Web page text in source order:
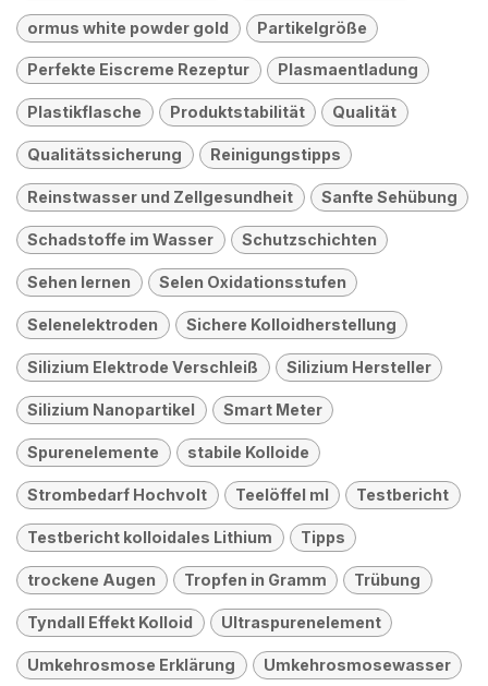
ormus white powder gold Partikelgröße
Perfekte Eiscreme Rezeptur Plasmaentladung
Plastikflasche Produktstabilität Qualität
Qualitätssicherung Reinigungstipps
Reinstwasser und Zellgesundheit Sanfte Sehübung
Schadstoffe im Wasser Schutzschichten
Sehen lernen Selen Oxidationsstufen
Selenelektroden Sichere Kolloidherstellung
Silizium Elektrode Verschleiß Silizium Hersteller
Silizium Nanopartikel Smart Meter
Spurenelemente stabile Kolloide
Strombedarf Hochvolt Teelöffel ml Testbericht
Testbericht kolloidales Lithium Tipps
trockene Augen Tropfen in Gramm Trübung
Tyndall Effekt Kolloid Ultraspurenelement
Umkehrosmose Erklärung Umkehrosmosewasser